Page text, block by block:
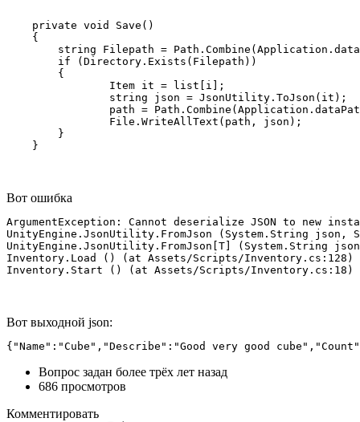
    private void Save()
    {
string Filepath =
        if (Directory.Exists(Filepath))
        {
                Item it = list[i];
                string json = JsonUtility.ToJson(it);
path =
                File.WriteAllText(path, json);
        }
    }
Вот ошибка
ArgumentException: Cannot deserialize JSON to new
UnityEngine.JsonUtility.FromJson (System.String
UnityEngine.JsonUtility.FromJson[T] (System.String
Inventory.Load () (at Assets/Scripts/Inventory.cs:128)
Inventory.Start () (at Assets/Scripts/Inventory.cs:18)
Вот выходной json:
{"Name":"Cube","Describe":"Good very good
Вопрос задан более трёх лет назад
686 просмотров
Комментировать